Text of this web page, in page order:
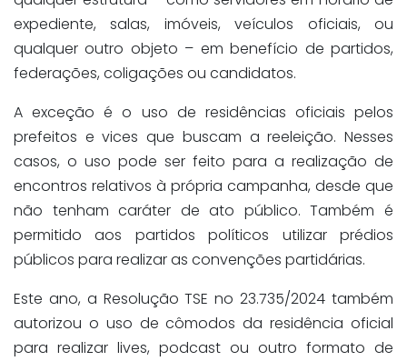
expediente, salas, imóveis, veículos oficiais, ou
qualquer outro objeto – em benefício de partidos,
federações, coligações ou candidatos.
A exceção é o uso de residências oficiais pelos
prefeitos e vices que buscam a reeleição. Nesses
casos, o uso pode ser feito para a realização de
encontros relativos à própria campanha, desde que
não tenham caráter de ato público. Também é
permitido aos partidos políticos utilizar prédios
públicos para realizar as convenções partidárias.
Este ano, a Resolução TSE no 23.735/2024 também
autorizou o uso de cômodos da residência oficial
para realizar lives, podcast ou outro formato de